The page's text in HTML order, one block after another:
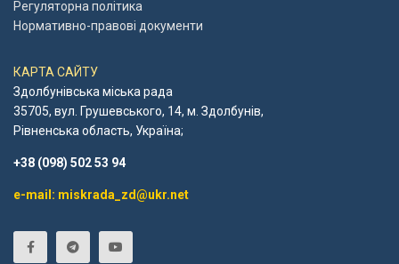
Регуляторна політика
Нормативно-правові документи
КАРТА САЙТУ
Здолбунівська міська рада
35705, вул. Грушевського, 14, м. Здолбунів,
Рівненська область, Україна;
+38 (098) 502 53 94
e-mail: miskrada_zd@ukr.net